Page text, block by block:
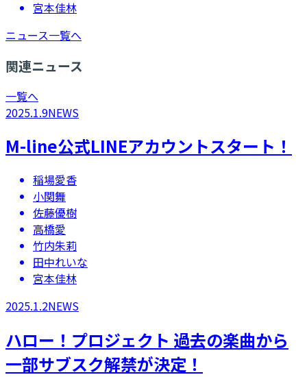
宮本佳林
ニュース一覧へ
関連ニュース
一覧へ
2025.1.9NEWS
​M-line公式LINEアカウントスタート！
稲場愛香
小関舞
佐藤優樹
高橋愛
竹内朱莉
田中れいな
宮本佳林
2025.1.2NEWS
ハロー！プロジェクト 過去の楽曲から
一部サブスク解禁が決定！